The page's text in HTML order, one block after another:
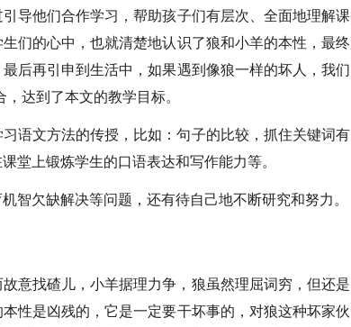
导他们合作学习，帮助孩子们有层次、全面地理解课
们的心中，也就清楚地认识了狼和小羊的本性，最终
后再引申到生活中，如果遇到像狼一样的坏人，我们
达到了本文的教学目标。
语文方法的传授，比如：句子的比较，抓住关键词有
堂上锻炼学生的口语表达和写作能力等。
智欠缺解决等问题，还有待自己地不断研究和努力。
意找碴儿，小羊据理力争，狼虽然理屈词穷，但还是
性是凶残的，它是一定要干坏事的，对狼这种坏家伙